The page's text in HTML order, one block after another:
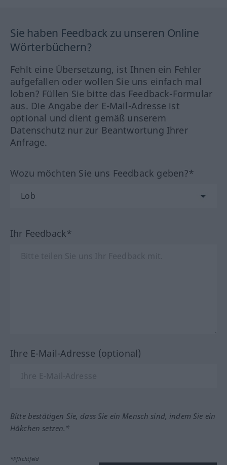
Sie haben Feedback zu unseren Online
Wörterbüchern?
Fehlt eine Übersetzung, ist Ihnen ein Fehler
aufgefallen oder wollen Sie uns einfach mal
loben? Füllen Sie bitte das Feedback-Formular
aus. Die Angabe der E-Mail-Adresse ist
optional und dient gemäß unserem
Datenschutz nur zur Beantwortung Ihrer
Anfrage.
Wozu möchten Sie uns Feedback geben?*
Ihr Feedback*
Ihre E-Mail-Adresse (optional)
Bitte bestätigen Sie, dass Sie ein Mensch sind, indem Sie ein
Häkchen setzen.*
*Pflichtfeld